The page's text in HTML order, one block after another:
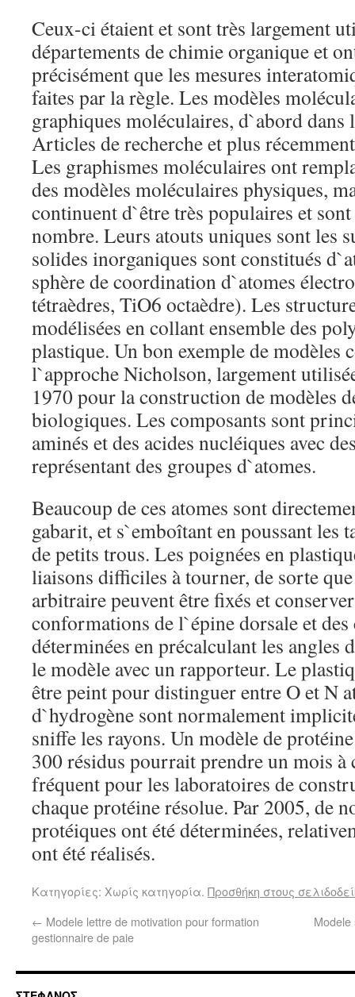
Ceux-ci étaient et sont très largement
départements de chimie organique et
précisément que les mesures
faites par la règle. Les modèles
graphiques moléculaires, d`abord dans
Articles de recherche et plus
Les graphismes moléculaires ont
des modèles moléculaires physiques,
continuent d`être très populaires et
nombre. Leurs atouts uniques sont les
solides inorganiques sont constitués
sphère de coordination d`atomes
tétraèdres, TiO6 octaèdre). Les
modélisées en collant ensemble des
plastique. Un bon exemple de modèles
l`approche Nicholson, largement
1970 pour la construction de modèles
biologiques. Les composants sont
aminés et des acides nucléiques avec
représentant des groupes d`atomes.
Beaucoup de ces atomes sont
gabarit, et s`emboîtant en poussant les
de petits trous. Les poignées en
liaisons difficiles à tourner, de sorte
arbitraire peuvent être fixés et
conformations de l`épine dorsale et des
déterminées en précalculant les angles
le modèle avec un rapporteur. Le
être peint pour distinguer entre O et N
d`hydrogène sont normalement
sniffe les rayons. Un modèle de
300 résidus pourrait prendre un mois
fréquent pour les laboratoires de
chaque protéine résolue. Par 2005, de
protéiques ont été déterminées,
ont été réalisés.
Κατηγορίες: Χωρίς κατηγορία. Προσθήκη στους
← Modele lettre de motivation pour formation
gestionnaire de paie